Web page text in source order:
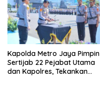
Kapolda Metro Jaya Pimpin
Sertijab 22 Pejabat Utama
dan Kapolres, Tekankan